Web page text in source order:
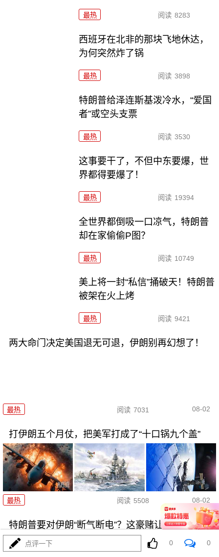
最热 阅读 8283
西班牙在北非的那块飞地休达，
为何突然炸了锅
最热 阅读 3898
特朗普给泽连斯基泼冷水，“爱国
者”或空头支票
最热 阅读 3530
这事要干了，不但中东要爆，世
界都得要爆了！
最热 阅读 19394
全世界都倒吸一口凉气，特朗普
却在家偷偷P图？
最热 阅读 10749
美上将一封“私信”捅破天！特朗普
被架在火上烤
最热 阅读 9421
两大命门决定美国退无可退，伊朗别再幻想了！
最热 阅读 7031 08-02
打伊朗五个月仗，把美军打成了“十口锅九个盖”
最热 阅读 5508 08-02
特朗普要对伊朗“断气断电”？这豪赌让全球买单
点评一下 0 0